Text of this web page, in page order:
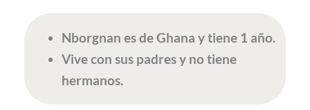
Nborgnan es de Ghana y tiene 1 año.
Vive con sus padres y no tiene
hermanos.